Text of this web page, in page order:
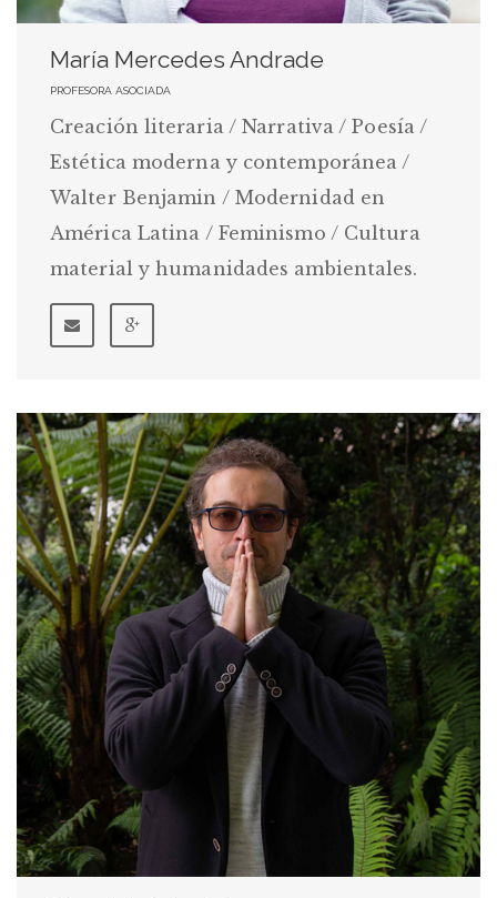
María Mercedes Andrade
PROFESORA ASOCIADA
Creación literaria / Narrativa / Poesía /
Estética moderna y contemporánea /
Walter Benjamin / Modernidad en
América Latina / Feminismo / Cultura
material y humanidades ambientales.